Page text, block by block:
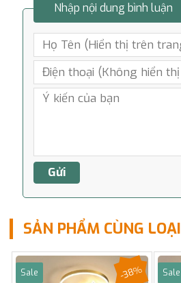
Nhập nội dung bình luận
SẢN PHẨM CÙNG LOẠI
Sale -38% Sale